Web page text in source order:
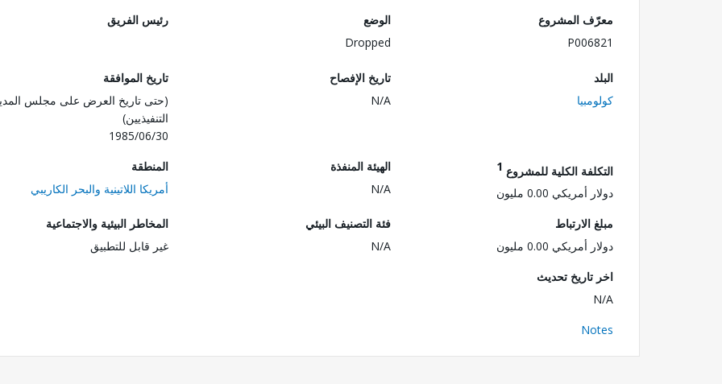
معرّف المشروع
P006821
الوضع
Dropped
رئيس الفريق
البلد
كولومبيا
تاريخ الإفصاح
N/A
تاريخ الموافقة
(حتى تاريخ العرض على مجلس
التنفيذيين)
1985/06/30
التكلفة الكلية للمشروع 1
دولار أمريكي 0.00 مليون
الهيئة المنفذة
N/A
المنطقة
أمريكا اللاتينية والبحر الكاريبي
مبلغ الارتباط
دولار أمريكي 0.00 مليون
فئة التصنيف البيئي
N/A
المخاطر البيئية والاجتماعية
غير قابل للتطبيق
اخر تاريخ تحديث
N/A
Notes